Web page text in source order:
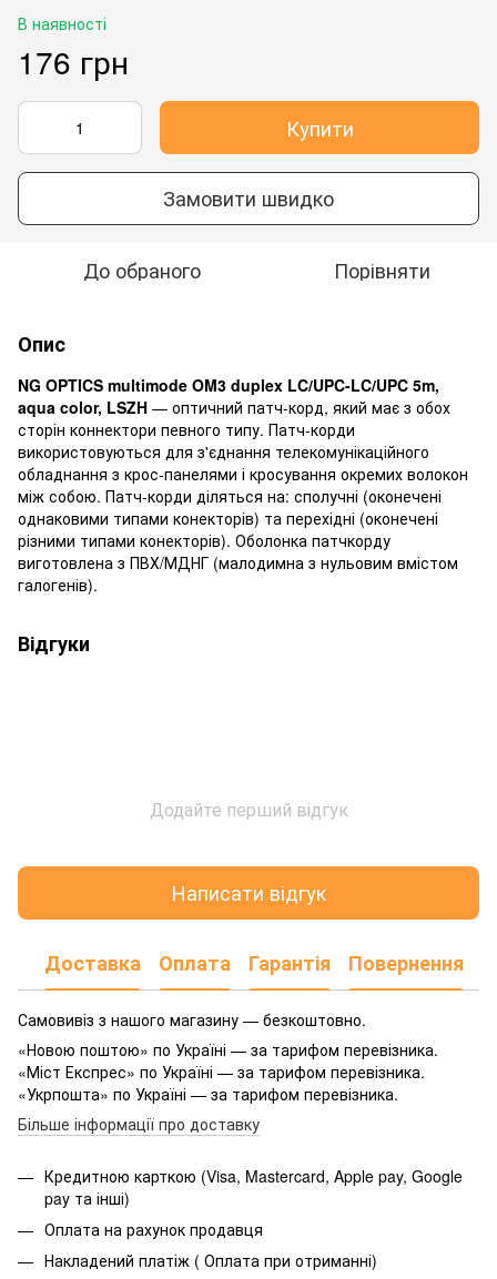
В наявності
176 грн
Купити
Замовити швидко
До обраного Порівняти
Опис
NG OPTICS multimode OM3 duplex LC/UPC-LC/UPC 5m,
aqua color, LSZH — оптичний патч-корд, який має з обох
сторін коннектори певного типу. Патч-корди
використовуються для з'єднання телекомунікаційного
обладнання з крос-панелями і кросування окремих волокон
між собою. Патч-корди діляться на: сполучні (оконечені
однаковими типами конекторів) та перехідні (оконечені
різними типами конекторів). Оболонка патчкорду
виготовлена з ПВХ/МДНГ (малодимна з нульовим вмістом
галогенів).
Відгуки
Додайте перший відгук
Написати відгук
Доставка Оплата Гарантія Повернення
Самовивіз з нашого магазину — безкоштовно.
«Новою поштою» по Україні — за тарифом перевізника.
«Міст Експрес» по Україні — за тарифом перевізника.
«Укрпошта» по Україні — за тарифом перевізника.
Більше інформації про доставку
Кредитною карткою (Visa, Mastercard, Apple pay, Google
pay та інші)
Оплата на рахунок продавця
Накладений платіж ( Оплата при отриманні)